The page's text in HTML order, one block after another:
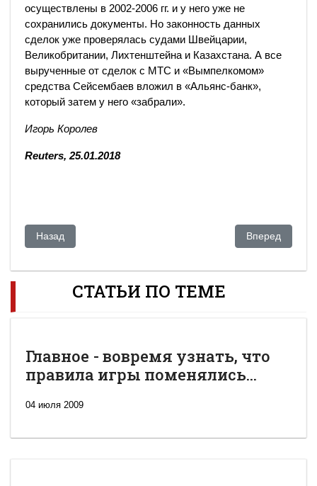
осуществлены в 2002-2006 гг. и у него уже не
сохранились документы. Но законность данных
сделок уже проверялась судами Швейцарии,
Великобритании, Лихтенштейна и Казахстана. А все
вырученные от сделок с МТС и «Вымпелкомом»
средства Сейсембаев вложил в «Альянс-банк»,
который затем у него «забрали».
Игорь Королев
Reuters, 25.01.2018
Предыдущий: Один из бывших адвокатов Гавела объявил,
Назад Следующий:
Вперед
СТАТЬИ ПО ТЕМЕ
Главное - вовремя узнать, что
правила игры поменялись...
04 июля 2009